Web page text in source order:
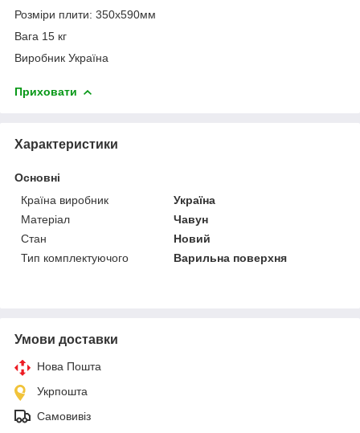
Розміри плити: 350х590мм
Вага 15 кг
Виробник Україна
Приховати
Характеристики
Основні
Країна виробник
Україна
Матеріал
Чавун
Стан
Новий
Тип комплектуючого
Варильна поверхня
Умови доставки
Нова Пошта
Укрпошта
Самовивіз